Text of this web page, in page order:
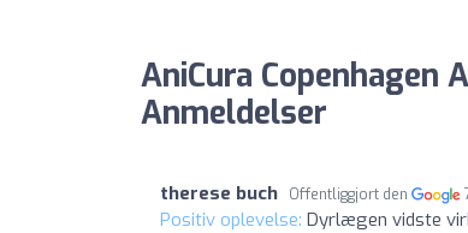
AniCura Copenhagen
Anmeldelser
therese buch Offentliggjort den
Positiv oplevelse: Dyrlægen vidste